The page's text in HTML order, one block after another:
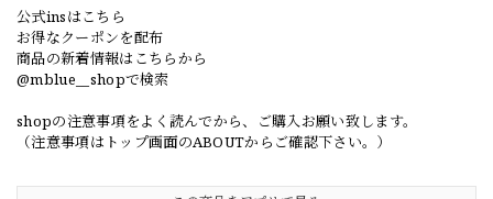
公式insはこちら
お得なクーポンを配布
商品の新着情報はこちらから
@mblue__shopで検索
shopの注意事項をよく読んでから、ご購入お願い致します。
（注意事項はトップ画面のABOUTからご確認下さい。）